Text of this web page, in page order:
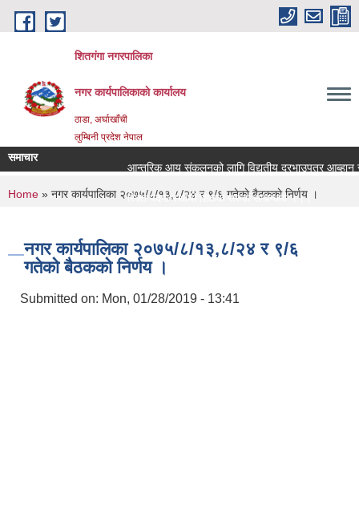
Skip to main content
शितगंगा नगरपालिका
नगर कार्यपालिकाकाे कार्यालय
ठाडा, अर्घाखाँची
लुम्बिनी प्रदेश नेपाल
समाचार
आन्तरिक आय संकलनको लागि विद्युतीय दरभाउपत्र आब्हान
रिक्त पदमा स्थायी शिक्षक सरुवा सम्बन्धमा ।।।
You are here
Home » नगर कार्यपालिका २०७५/८/१३,८/२४ र ९/६ गतेकाे बैठककाे निर्णय ।
नगर कार्यपालिका २०७५/८/१३,८/२४ र ९/६
गतेकाे बैठककाे निर्णय ।
Submitted on: Mon, 01/28/2019 - 13:41